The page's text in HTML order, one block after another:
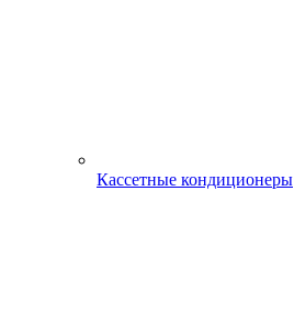
Кассетные кондиционеры